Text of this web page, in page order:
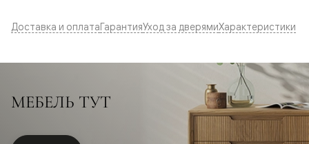
Доставка и оплатаГарантияУход за дверямиХарактеристики
МЕБЕЛЬ ТУТ